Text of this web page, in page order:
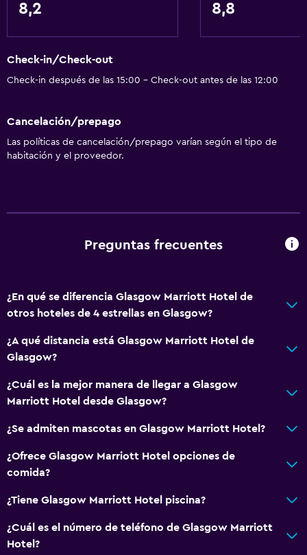
8,2 8,8
Check-in/Check-out
Check-in después de las 15:00 - Check-out antes de las 12:00
Cancelación/prepago
Las políticas de cancelación/prepago varían según el tipo de
habitación y el proveedor.
Preguntas frecuentes
¿En qué se diferencia Glasgow Marriott Hotel de
otros hoteles de 4 estrellas en Glasgow?
¿A qué distancia está Glasgow Marriott Hotel de
Glasgow?
¿Cuál es la mejor manera de llegar a Glasgow
Marriott Hotel desde Glasgow?
¿Se admiten mascotas en Glasgow Marriott Hotel?
¿Ofrece Glasgow Marriott Hotel opciones de
comida?
¿Tiene Glasgow Marriott Hotel piscina?
¿Cuál es el número de teléfono de Glasgow Marriott
Hotel?